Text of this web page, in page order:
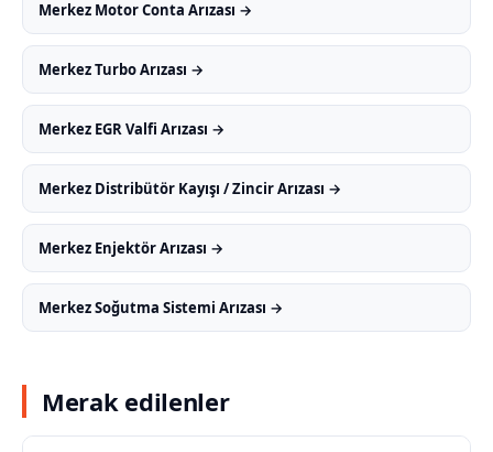
Merkez Motor Conta Arızası →
Merkez Turbo Arızası →
Merkez EGR Valfi Arızası →
Merkez Distribütör Kayışı / Zincir Arızası →
Merkez Enjektör Arızası →
Merkez Soğutma Sistemi Arızası →
Merak edilenler